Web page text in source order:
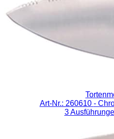
Art-Nr.: 260610 -
3